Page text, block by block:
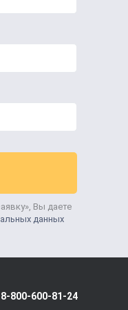
Вы даете
данных
8-800-600-81-24